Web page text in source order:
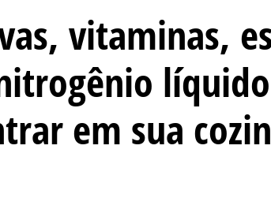
vitaminas,
em sua